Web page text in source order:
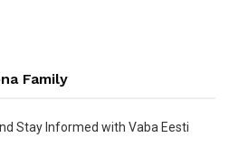
Family
Stay Informed with Vaba Eesti